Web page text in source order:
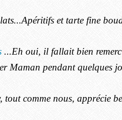
et tarte fine
...Eh oui, il fallait bien
Maman pendant quelques
tout comme nous, apprécie